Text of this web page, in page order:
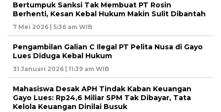
Bertumpuk Sanksi Tak Membuat PT Rosin
Berhenti, Kesan Kebal Hukum Makin Sulit Dibantah
7 Mei 2026 | 5:36 am WIB
Pengambilan Galian C Ilegal PT Pelita Nusa di Gayo
Lues Diduga Kebal Hukum
31 Januari 2026 | 11:39 am WIB
Mahasiswa Desak APH Tindak Kaban Keuangan
Gayo Lues: Rp24,6 Miliar SPM Tak Dibayar, Tata
Kelola Keuangan Dinilai Busuk